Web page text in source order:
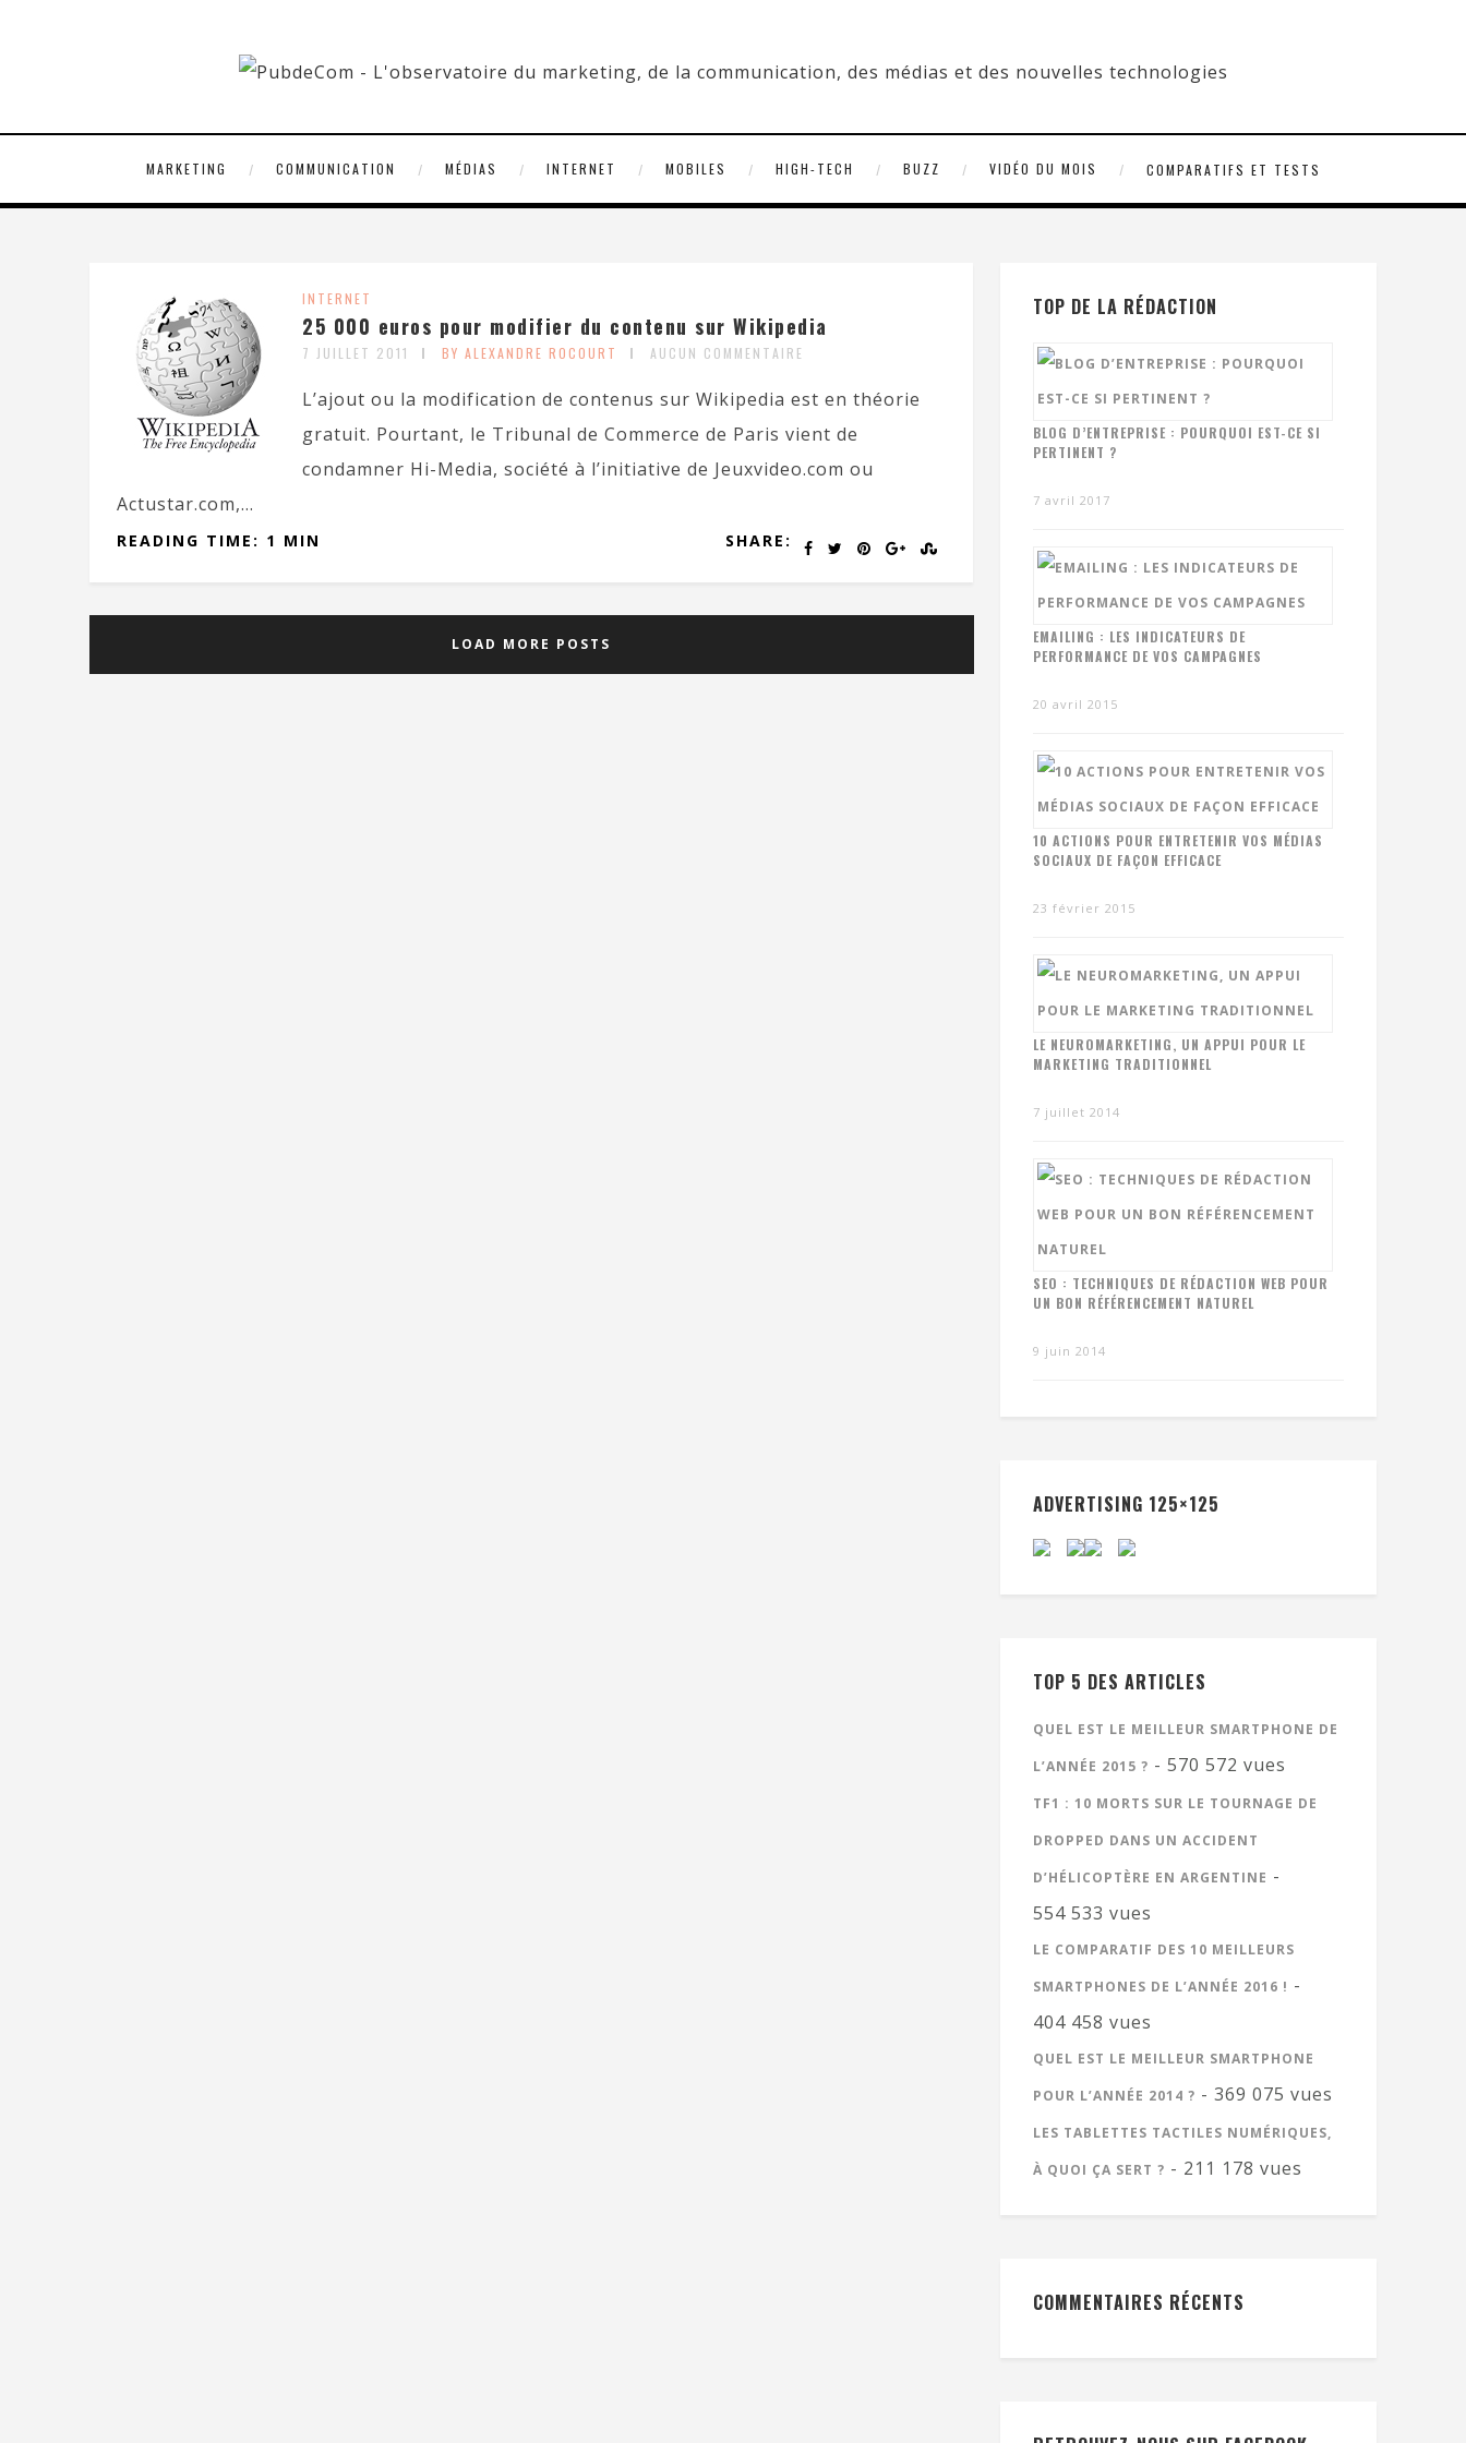
MARKETING COMMUNICATION MÉDIAS INTERNET MOBILES HIGH-TECH BUZZ VIDÉO DU MOIS COMPARATIFS ET TESTS
INTERNET
25 000 euros pour modifier du contenu sur Wikipedia
7 JUILLET 2011 BY ALEXANDRE ROCOURT AUCUN COMMENTAIRE
L’ajout ou la modification de contenus sur Wikipedia est en théorie
gratuit. Pourtant, le Tribunal de Commerce de Paris vient de
condamner Hi-Media, société à l’initiative de Jeuxvideo.com ou
Actustar.com,...
SHARE:
READING TIME: 1 MIN
LOAD MORE POSTS
TOP DE LA RÉDACTION
BLOG D’ENTREPRISE : POURQUOI EST-CE SI
PERTINENT ?
7 avril 2017
EMAILING : LES INDICATEURS DE
PERFORMANCE DE VOS CAMPAGNES
20 avril 2015
10 ACTIONS POUR ENTRETENIR VOS MÉDIAS
SOCIAUX DE FAÇON EFFICACE
23 février 2015
LE NEUROMARKETING, UN APPUI POUR LE
MARKETING TRADITIONNEL
7 juillet 2014
SEO : TECHNIQUES DE RÉDACTION WEB POUR
UN BON RÉFÉRENCEMENT NATUREL
9 juin 2014
ADVERTISING 125×125
TOP 5 DES ARTICLES
QUEL EST LE MEILLEUR SMARTPHONE DE
L’ANNÉE 2015 ? - 570 572 vues
TF1 : 10 MORTS SUR LE TOURNAGE DE
DROPPED DANS UN ACCIDENT
D’HÉLICOPTÈRE EN ARGENTINE -
554 533 vues
LE COMPARATIF DES 10 MEILLEURS
SMARTPHONES DE L’ANNÉE 2016 ! -
404 458 vues
QUEL EST LE MEILLEUR SMARTPHONE
POUR L’ANNÉE 2014 ? - 369 075 vues
LES TABLETTES TACTILES NUMÉRIQUES,
À QUOI ÇA SERT ? - 211 178 vues
COMMENTAIRES RÉCENTS